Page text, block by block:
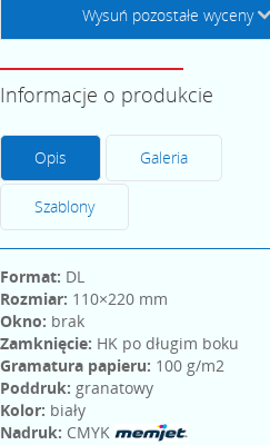
Wysuń pozostałe wyceny↓
Informacje o produkcie
Opis Galeria
Szablony
Format: DL
Rozmiar: 110×220 mm
Okno: brak
Zamknięcie: HK po długim boku
Gramatura papieru: 100 g/m2
Poddruk: granatowy
Kolor: biały
Nadruk: CMYK